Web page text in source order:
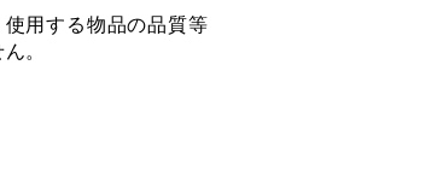
用する物品の品質等
。